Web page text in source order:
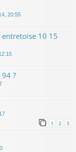
20:55
entretoise 10 15
?
1 2 3